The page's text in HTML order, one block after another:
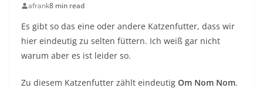
afrank8 min read
Es gibt so das eine oder andere Katzenfutter, dass wir
hier eindeutig zu selten füttern. Ich weiß gar nicht
warum aber es ist leider so.
Zu diesem Katzenfutter zählt eindeutig Om Nom Nom.